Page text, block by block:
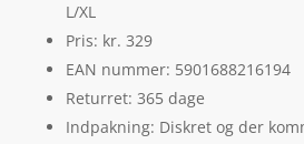
L/XL
Pris: kr. 329
EAN nummer: 5901688216194
Returret: 365 dage
Indpakning: Diskret og der